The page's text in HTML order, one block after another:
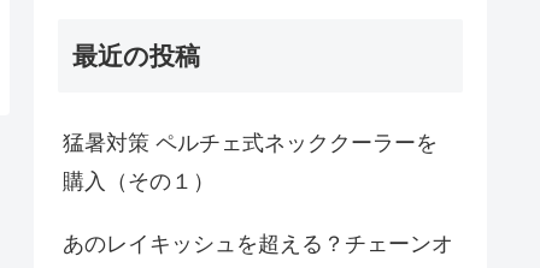
最近の投稿
猛暑対策 ペルチェ式ネッククーラーを
購入（その１）
あのレイキッシュを超える？チェーンオ